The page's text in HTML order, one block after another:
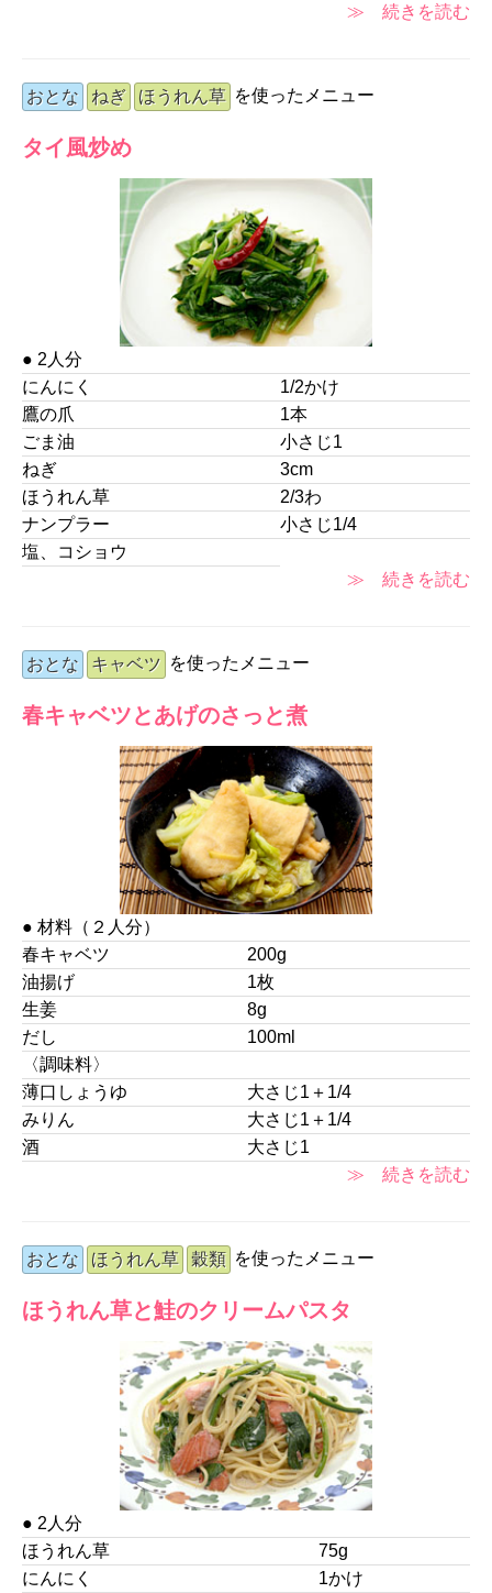
≫ 続きを読む
おとな ねぎ ほうれん草 を使ったメニュー
タイ風炒め
● 2人分
にんにく
1/2かけ
鷹の爪
1本
ごま油
小さじ1
ねぎ
3cm
ほうれん草
2/3わ
ナンプラー
小さじ1/4
塩、コショウ
≫ 続きを読む
おとな キャベツ を使ったメニュー
春キャベツとあげのさっと煮
● 材料（２人分）
春キャベツ
200g
油揚げ
1枚
生姜
8g
だし
100ml
〈調味料〉
薄口しょうゆ
大さじ1＋1/4
みりん
大さじ1＋1/4
酒
大さじ1
≫ 続きを読む
おとな ほうれん草 穀類 を使ったメニュー
ほうれん草と鮭のクリームパスタ
● 2人分
ほうれん草
75g
にんにく
1かけ